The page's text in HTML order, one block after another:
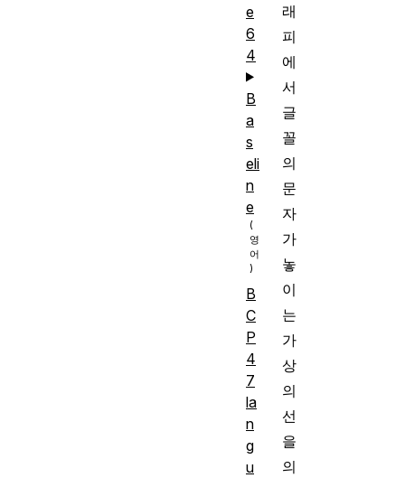
래
피
에
서
글
꼴
의
문
자
가
놓
이
는
가
상
의
선
을
의
e
6
4
B
a
s
eli
n
e
B
C
P
4
7
la
n
g
u